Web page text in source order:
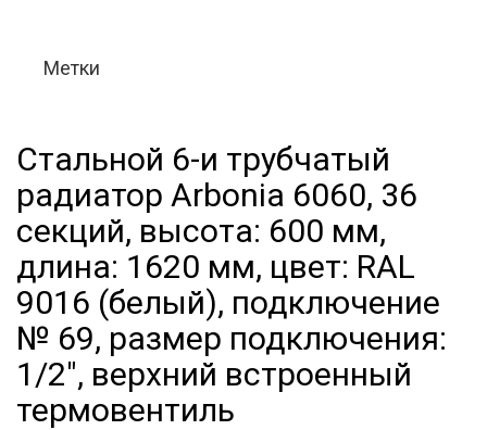
Метки
Стальной 6-и трубчатый
радиатор Arbonia 6060, 36
секций, высота: 600 мм,
длина: 1620 мм, цвет: RAL
9016 (белый), подключение
№ 69, размер подключения:
1/2", верхний встроенный
термовентиль